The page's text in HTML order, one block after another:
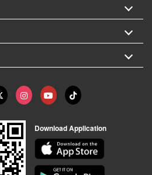
Download Application